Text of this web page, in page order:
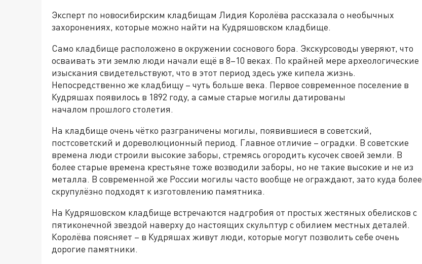
Эксперт по новосибирским кладбищам Лидия Королёва рассказала о необычных
захоронениях, которые можно найти на Кудряшовском кладбище.
Само кладбище расположено в окружении соснового бора. Экскурсоводы уверяют, что
осваивать эти землю люди начали ещё в 8–10 веках. По крайней мере археологические
изыскания свидетельствуют, что в этот период здесь уже кипела жизнь.
Непосредственно же кладбищу – чуть больше века. Первое современное поселение в
Кудряшах появилось в 1892 году, а самые старые могилы датированы
началом прошлого столетия.
На кладбище очень чётко разграничены могилы, появившиеся в советский,
постсоветский и дореволюционный период. Главное отличие – оградки. В советские
времена люди строили высокие заборы, стремясь огородить кусочек своей земли. В
более старые времена крестьяне тоже возводили заборы, но не такие высокие и не из
металла. В современной же России могилы часто вообще не ограждают, зато куда более
скрупулёзно подходят к изготовлению памятника.
На Кудряшовском кладбище встречаются надгробия от простых жестяных обелисков с
пятиконечной звездой наверху до настоящих скульптур с обилием местных деталей.
Королёва поясняет – в Кудряшах живут люди, которые могут позволить себе очень
дорогие памятники.